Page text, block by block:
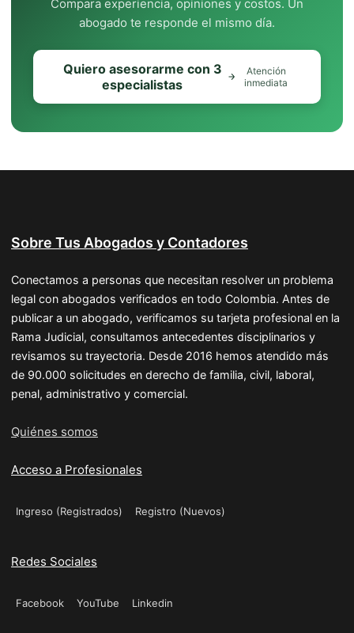
Compara experiencia, opiniones y costos. Un
abogado te responde el mismo día.
Quiero asesorarme con 3
especialistas
Atención
inmediata
Sobre Tus Abogados y Contadores
Conectamos a personas que necesitan resolver un problema
legal con abogados verificados en todo Colombia. Antes de
publicar a un abogado, verificamos su tarjeta profesional en la
Rama Judicial, consultamos antecedentes disciplinarios y
revisamos su trayectoria. Desde 2016 hemos atendido más
de 90.000 solicitudes en derecho de familia, civil, laboral,
penal, administrativo y comercial.
Quiénes somos
Acceso a Profesionales
Ingreso (Registrados) Registro (Nuevos)
Redes Sociales
Facebook YouTube Linkedin